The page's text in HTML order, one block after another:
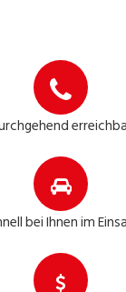
bei Ihnen im